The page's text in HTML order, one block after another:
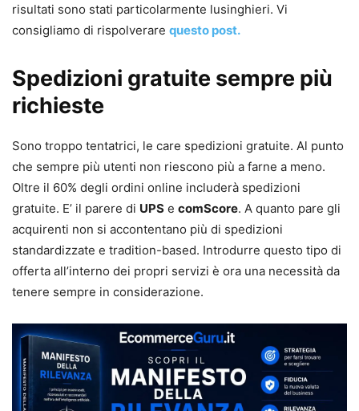
risultati sono stati particolarmente lusinghieri. Vi
consigliamo di rispolverare questo post.
Spedizioni gratuite sempre più
richieste
Sono troppo tentatrici, le care spedizioni gratuite. Al punto
che sempre più utenti non riescono più a farne a meno.
Oltre il 60% degli ordini online includerà spedizioni
gratuite. E’ il parere di UPS e comScore. A quanto pare gli
acquirenti non si accontentano più di spedizioni
standardizzate e tradition-based. Introdurre questo tipo di
offerta all’interno dei propri servizi è ora una necessità da
tenere sempre in considerazione.